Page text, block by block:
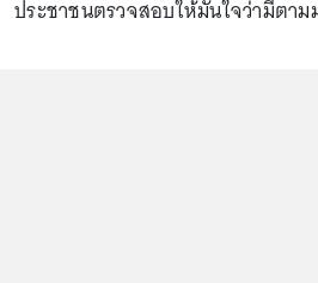
ประชาชนตรวจสอบให้มั่นใจว่ามีตา